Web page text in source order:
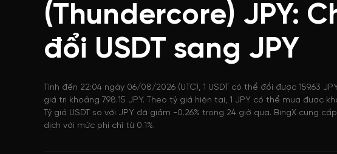
(Thundercore) JPY:
đổi USDT sang JPY
Tính đến 22:04 ngày 06/08/2026 (UTC), 1 USDT có thể đổi được 159.63
giá trị khoảng 798.15 JPY. Theo tỷ giá hiện tại, 1 JPY có thể mua được
Tỷ giá USDT so với JPY đã giảm -0.26% trong 24 giờ qua. BingX cung
dịch với mức phí chỉ từ 0.1%.